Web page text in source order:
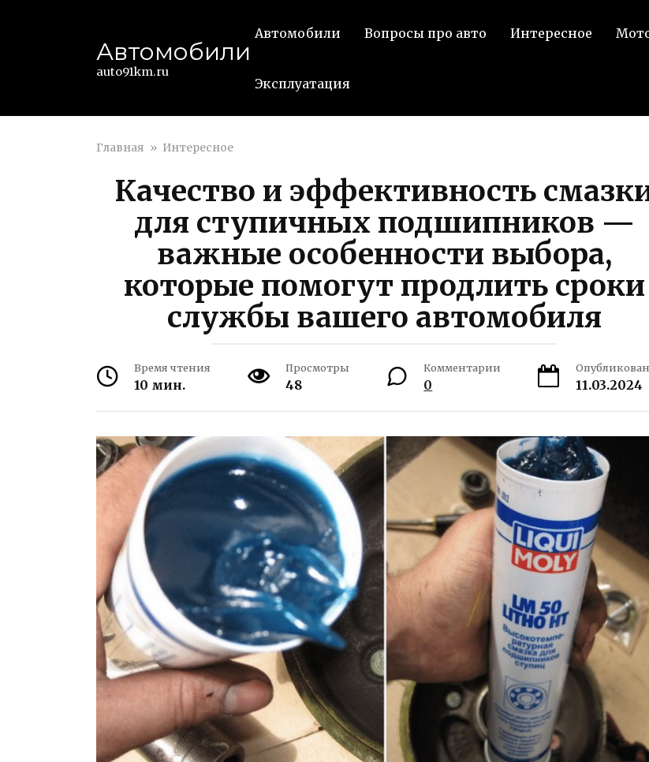
Автомобили
auto91km.ru
Автомобили Вопросы про авто Интересное
Эксплуатация
Главная » Интересное
Качество и эффективность
для ступичных подшипников —
важные особенности выбора,
которые помогут продлить сроки
службы вашего автомобиля
Время чтения
10 мин.
Просмотры
48
Комментарии
0 11.03.2024